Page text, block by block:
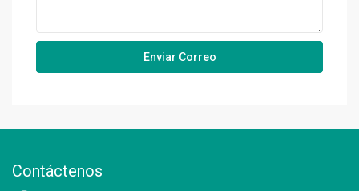
Contáctenos